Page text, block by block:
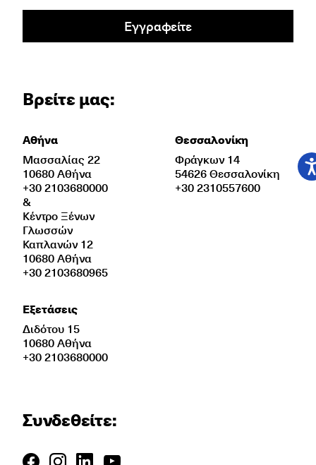
Εγγραφείτε
Βρείτε μας:
Αθήνα
Μασσαλίας 22
10680 Αθήνα
+30 2103680000
&
Κέντρο Ξένων
Γλωσσών
Καπλανών 12
10680 Αθήνα
+30 2103680965
Εξετάσεις
Διδότου 15
10680 Αθήνα
+30 2103680000
Θεσσαλονίκη
Φράγκων 14
54626 Θεσσαλονίκη
+30 2310557600
Συνδεθείτε: